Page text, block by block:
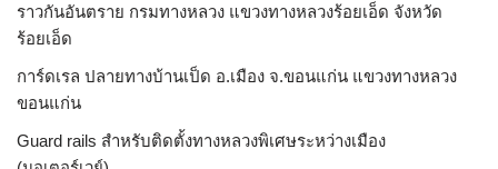
ราวกันอันตราย กรมทางหลวง แขวงทางหลวงร้อยเอ็ด จังหวัด
ร้อยเอ็ด
การ์ดเรล ปลายทางบ้านเป็ด อ.เมือง จ.ขอนแก่น แขวงทางหลวง
ขอนแก่น
Guard rails สำหรับติดตั้งทางหลวงพิเศษระหว่างเมือง